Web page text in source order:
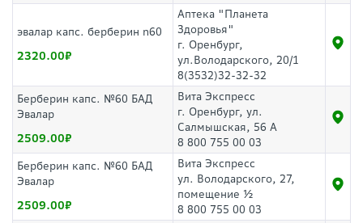
эвалар капс. берберин n60
2320.00
Аптека "Планета
Здоровья"
г. Оренбург,
ул.Володарского, 20/1
8(3532)32-32-32
Берберин капс. №60 БАД
Эвалар
2509.00
Вита Экспресс
г. Оренбург, ул.
Салмышская, 56 А
8 800 755 00 03
Берберин капс. №60 БАД
Эвалар
2509.00
Вита Экспресс
ул. Володарского, 27,
помещение ½
8 800 755 00 03